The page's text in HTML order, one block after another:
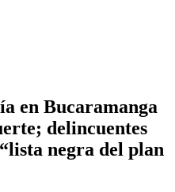
en Bucaramanga
delincuentes
negra del plan